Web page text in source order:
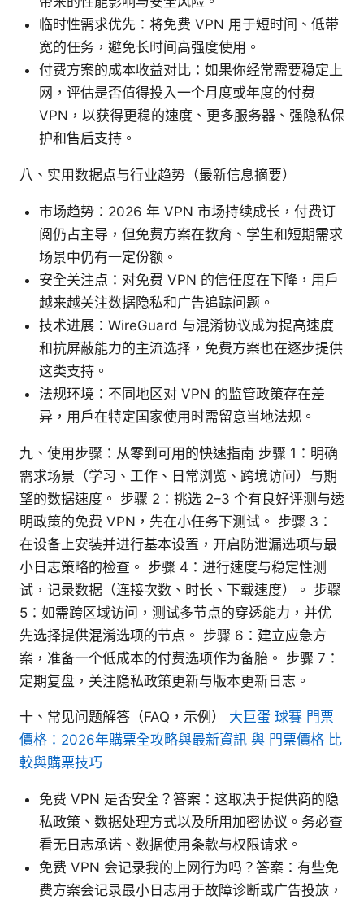
临时性需求优先：将免费 VPN 用于短时间、低带
宽的任务，避免长时间高强度使用。
付费方案的成本收益对比：如果你经常需要稳定上
网，评估是否值得投入一个月度或年度的付费
VPN，以获得更稳的速度、更多服务器、强隐私保
护和售后支持。
八、实用数据点与行业趋势（最新信息摘要）
市场趋势：2026 年 VPN 市场持续成长，付费订
阅仍占主导，但免费方案在教育、学生和短期需求
场景中仍有一定份额。
安全关注点：对免费 VPN 的信任度在下降，用户
越来越关注数据隐私和广告追踪问题。
技术进展：WireGuard 与混淆协议成为提高速度
和抗屏蔽能力的主流选择，免费方案也在逐步提供
这类支持。
法规环境：不同地区对 VPN 的监管政策存在差
异，用户在特定国家使用时需留意当地法规。
九、使用步骤：从零到可用的快速指南 步骤 1：明确
需求场景（学习、工作、日常浏览、跨境访问）与期
望的数据速度。 步骤 2：挑选 2–3 个有良好评测与透
明政策的免费 VPN，先在小任务下测试。 步骤 3：
在设备上安装并进行基本设置，开启防泄漏选项与最
小日志策略的检查。 步骤 4：进行速度与稳定性测
试，记录数据（连接次数、时长、下载速度）。 步骤
5：如需跨区域访问，测试多节点的穿透能力，并优
先选择提供混淆选项的节点。 步骤 6：建立应急方
案，准备一个低成本的付费选项作为备胎。 步骤 7：
定期复盘，关注隐私政策更新与版本更新日志。
十、常见问题解答（FAQ，示例） 大巨蛋 球賽 門票
價格：2026年購票全攻略與最新資訊 與 門票價格 比
較與購票技巧
免费 VPN 是否安全？答案：这取决于提供商的隐
私政策、数据处理方式以及所用加密协议。务必查
看无日志承诺、数据使用条款与权限请求。
免费 VPN 会记录我的上网行为吗？答案：有些免
费方案会记录最小日志用于故障诊断或广告投放，